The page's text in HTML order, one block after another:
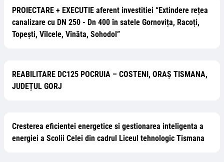
PROIECTARE + EXECUTIE aferent investitiei “Extindere rețea
canalizare cu DN 250 - Dn 400 în satele Gornovița, Racoți,
Topești, Vîlcele, Vînăta, Sohodol”
REABILITARE DC125 POCRUIA – COSTENI, ORAȘ TISMANA,
JUDEȚUL GORJ
Cresterea eficientei energetice si gestionarea inteligenta a
energiei a Scolii Celei din cadrul Liceul tehnologic Tismana